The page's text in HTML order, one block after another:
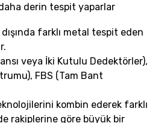
derin tespit yaparlar
farklı metal tespit eden
veya İki Kutulu Dedektörler),
FBS (Tam Bant
kombin ederek farklı
rakiplerine göre büyük bir